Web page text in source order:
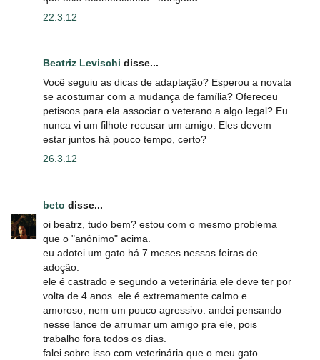
22.3.12
Beatriz Levischi disse...
Você seguiu as dicas de adaptação? Esperou a novata
se acostumar com a mudança de família? Ofereceu
petiscos para ela associar o veterano a algo legal? Eu
nunca vi um filhote recusar um amigo. Eles devem
estar juntos há pouco tempo, certo?
26.3.12
beto disse...
oi beatrz, tudo bem? estou com o mesmo problema
que o "anônimo" acima.
eu adotei um gato há 7 meses nessas feiras de
adoção.
ele é castrado e segundo a veterinária ele deve ter por
volta de 4 anos. ele é extremamente calmo e
amoroso, nem um pouco agressivo. andei pensando
nesse lance de arrumar um amigo pra ele, pois
trabalho fora todos os dias.
falei sobre isso com veterinária que o meu gato